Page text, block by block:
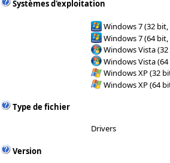
Systèmes d'exploitation
Windows 7 (32 bit,
Windows 7 (64 bit,
Windows Vista
Windows Vista
Windows XP (32
Windows XP (64
Type de fichier
Drivers
Version